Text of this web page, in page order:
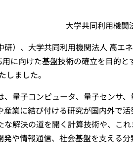
大学共同利用機関
）、大学共同利用機関法人 高エ
に向けた基盤技術の確立を目的
ました。
量子コンピュータ、量子センサ
業に結び付ける研究が国内外で
解決の道を開く計算技術や、こ
や情報通信、社会基盤を支える